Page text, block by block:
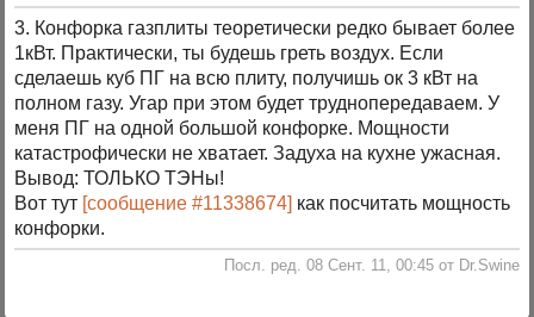
3. Конфорка газплиты теоретически редко бывает более
1кВт. Практически, ты будешь греть воздух. Если
сделаешь куб ПГ на всю плиту, получишь ок 3 кВт на
полном газу. Угар при этом будет труднопередаваем. У
меня ПГ на одной большой конфорке. Мощности
катастрофически не хватает. Задуха на кухне ужасная.
Вывод: ТОЛЬКО ТЭНы!
Вот тут [сообщение #11338674] как посчитать мощность
конфорки.
Посл. ред. 08 Сент. 11, 00:45 от Dr.Swine